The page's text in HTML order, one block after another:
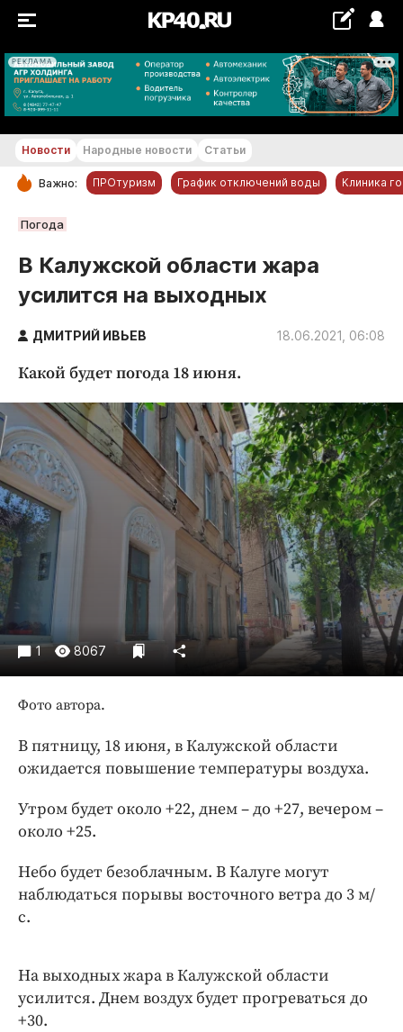
РЕКЛАМА
+21...+22 °С
РУБРИКИ
Новости компаний
Статьи
Народные новости
Авто и транспорт
Благоустройство
Криминал
Культура
Недвижимость и ЖКХ
Образование
Общество
Погода
Праздники
Происшествия
Спорт
Экономика и бизнес
Издания
Интересное чтиво
Клиника года
Бренд года
Работодатель года
Новости Народные новости Статьи
Важно: ПРОтуризм График отключений воды Клиника
Погода
В Калужской области жара
усилится на выходных
ДМИТРИЙ ИВЬЕВ 18.06.2021, 06:08
Какой будет погода 18 июня.
1 8067
Фото автора.
В пятницу, 18 июня, в Калужской области
ожидается повышение температуры воздуха.
Утром будет около +22, днем – до +27, вечером –
около +25.
Небо будет безоблачным. В Калуге могут
наблюдаться порывы восточного ветра до 3 м/
с.
На выходных жара в Калужской области
усилится. Днем воздух будет прогреваться до
+30.